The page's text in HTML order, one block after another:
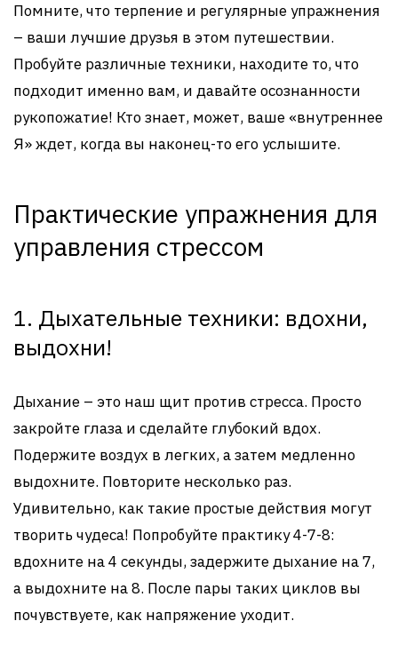
Помните, что терпение и регулярные упражнения
– ваши лучшие друзья в этом путешествии.
Пробуйте различные техники, находите то, что
подходит именно вам, и давайте осознанности
рукопожатие! Кто знает, может, ваше «внутреннее
Я» ждет, когда вы наконец-то его услышите.
Практические упражнения для
управления стрессом
1. Дыхательные техники: вдохни,
выдохни!
Дыхание – это наш щит против стресса. Просто
закройте глаза и сделайте глубокий вдох.
Подержите воздух в легких, а затем медленно
выдохните. Повторите несколько раз.
Удивительно, как такие простые действия могут
творить чудеса! Попробуйте практику 4-7-8:
вдохните на 4 секунды, задержите дыхание на 7,
а выдохните на 8. После пары таких циклов вы
почувствуете, как напряжение уходит.